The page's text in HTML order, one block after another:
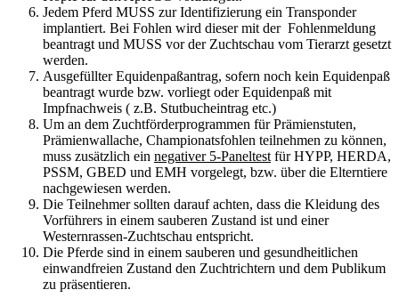
Jedem Pferd MUSS zur Identifizierung ein Transponder
implantiert. Bei Fohlen wird dieser mit der Fohlenmeldung
beantragt und MUSS vor der Zuchtschau vom Tierarzt gesetzt
werden.
Ausgefüllter Equidenpaßantrag, sofern noch kein Equidenpaß
beantragt wurde bzw. vorliegt oder Equidenpaß mit
Impfnachweis ( z.B. Stutbucheintrag etc.)
Um an dem Zuchtförderprogrammen für Prämienstuten,
Prämienwallache, Championatsfohlen teilnehmen zu können,
muss zusätzlich ein negativer 5-Paneltest für HYPP, HERDA,
PSSM, GBED und EMH vorgelegt, bzw. über die Elterntiere
nachgewiesen werden.
Die Teilnehmer sollten darauf achten, dass die Kleidung des
Vorführers in einem sauberen Zustand ist und einer
Westernrassen-Zuchtschau entspricht.
Die Pferde sind in einem sauberen und gesundheitlichen
einwandfreien Zustand den Zuchtrichtern und dem Publikum
zu präsentieren.